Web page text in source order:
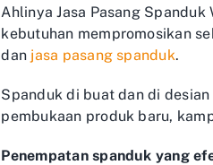
Ahlinya Jasa Pasang
kebutuhan mempromosikan
dan jasa pasang spanduk.
Spanduk di buat dan di
pembukaan produk baru,
Penempatan spanduk yang